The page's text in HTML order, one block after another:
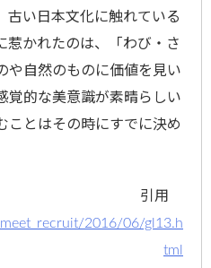
古い日本文化に触れている
惹かれたのは、「わび・さ
や自然のものに価値を見い
覚的な美意識が素晴らしい
ことはその時にすでに決め
引用
2016/06/gl13.h
tml